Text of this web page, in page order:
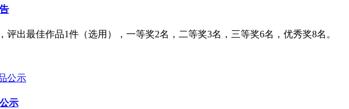
出最佳作品1件（选用），一等奖2名，二等奖3名，三等奖6名，优秀奖8名。
示